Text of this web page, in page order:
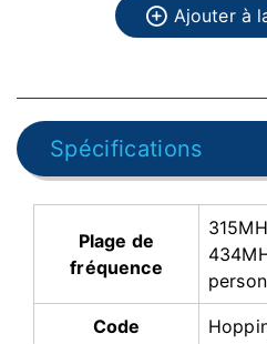
Ajouter à
Spécifications
Plage de
fréquence
Code